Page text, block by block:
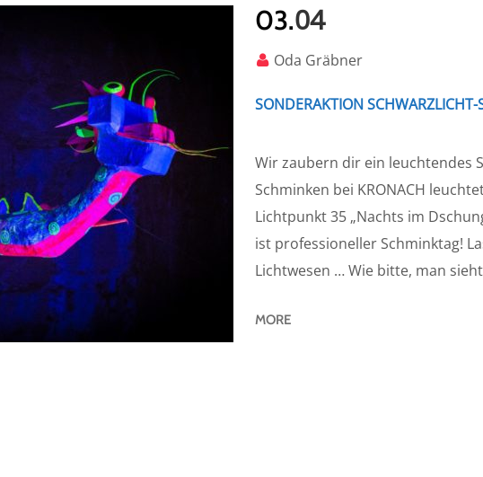
03.04
Oda Gräbner
SONDERAKTION
Wir zaubern dir ein leuchtendes
Schminken bei KRONACH
Lichtpunkt 35 „Nachts im
ist professioneller Schminktag!
Lichtwesen … Wie bitte, man
MORE